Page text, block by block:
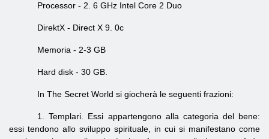
Processor - 2. 6 GHz Intel Core 2 Duo
DirektX - Direct X 9. 0c
Memoria - 2-3 GB
Hard disk - 30 GB.
In The Secret World si giocherà le seguenti frazioni:
1. Templari. Essi appartengono alla categoria del bene:
essi tendono allo sviluppo spirituale, in cui si manifestano come